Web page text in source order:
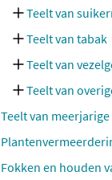
Teelt van
Teelt van tabak
Teelt van
Teelt van
Teelt van meerjarige
Fokken en houden